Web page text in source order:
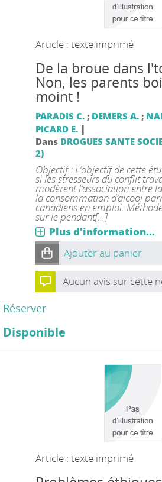
Article : texte imprimé
De la broue dans
Non, les parents
moint !
PARADIS C.; DEMERS A.;
PICARD E. |
Dans DROGUES SANTE
2)
Objectif : L’objectif de cette
si les stresseurs du conflit
modèrent l’association entre
la consommation d’alcool
canadiens en emploi.
sur le pendant[...]
Plus d'information...
Ajouter au panier
Aucun avis sur cette
Réserver
Disponible
Article : texte imprimé